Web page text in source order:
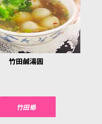
竹田鹹湯圓
竹田鄉